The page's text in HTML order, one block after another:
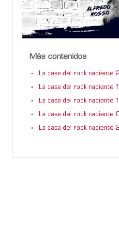
Más contenidos
La casa del rock
La casa del rock
La casa del rock
La casa del rock
La casa del rock